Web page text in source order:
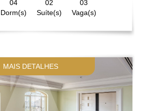
04
Dorm(s)
02
Suíte(s)
03
Vaga(s)
MAIS DETALHES